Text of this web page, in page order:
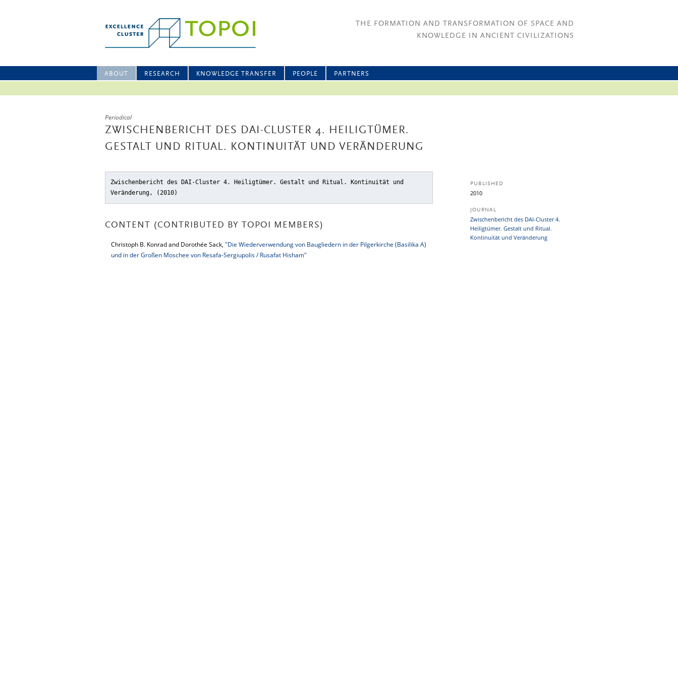
THE FORMATION AND TRANSFORMATION OF SPACE AND
KNOWLEDGE IN ANCIENT CIVILIZATIONS
ABOUT RESEARCH KNOWLEDGE TRANSFER PEOPLE PARTNERS
Periodical
ZWISCHENBERICHT DES DAI-CLUSTER 4. HEILIGTÜMER.
GESTALT UND RITUAL. KONTINUITÄT UND VERÄNDERUNG
Zwischenbericht des DAI-Cluster 4. Heiligtümer. Gestalt und Ritual. Kontinuität und
Veränderung, (2010)
CONTENT (CONTRIBUTED BY TOPOI MEMBERS)
Christoph B. Konrad and Dorothée Sack, "Die Wiederverwendung von Baugliedern in der Pilgerkirche (Basilika A)
und in der Großen Moschee von Resafa-Sergiupolis / Rusafat Hisham"
PUBLISHED
2010
JOURNAL
Zwischenbericht des DAI-Cluster 4.
Heiligtümer. Gestalt und Ritual.
Kontinuität und Veränderung